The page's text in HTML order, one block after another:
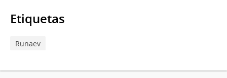
Etiquetas
Runaev